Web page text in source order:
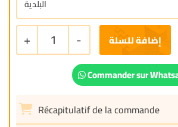
+ 1 - إضافة للسلة
Commander sur
Récapitulatif de la commande